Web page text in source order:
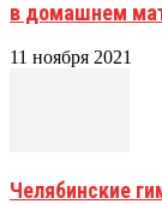
в домашнем
11 ноября 2021
Челябинские